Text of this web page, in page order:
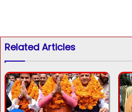
Related Articles